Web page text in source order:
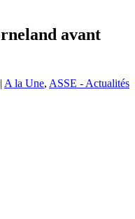
avant
| A la Une, ASSE - Actualités